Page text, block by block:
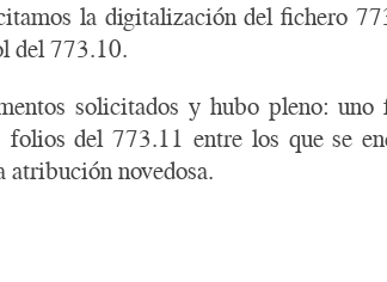
la digitalización del fichero
del 773.10.
solicitados y hubo pleno:
del 773.11 entre los que se
atribución novedosa.